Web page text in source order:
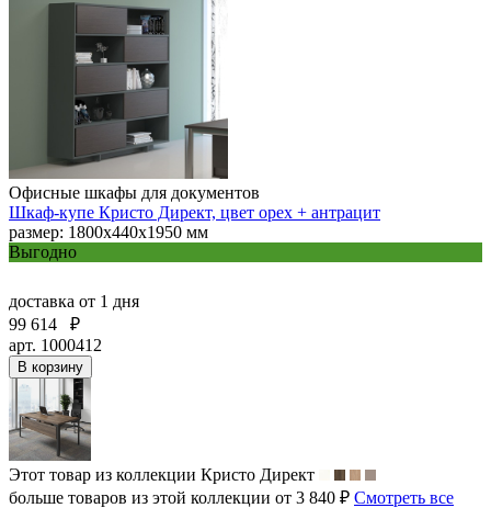
Офисные шкафы для документов
Шкаф-купе Кристо Директ, цвет орех + антрацит
размер: 1800х440х1950 мм
Выгодно
доставка от 1 дня
99 614
₽
арт. 1000412
В корзину
Этот товар из коллекции Кристо Директ
больше товаров из этой коллекции от 3 840 ₽ Смотреть все